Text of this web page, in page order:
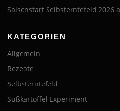
Saisonstart Selbsterntefeld 2026
KATEGORIEN
Allgemein
Rezepte
Selbsterntefeld
Süßkartoffel Experiment